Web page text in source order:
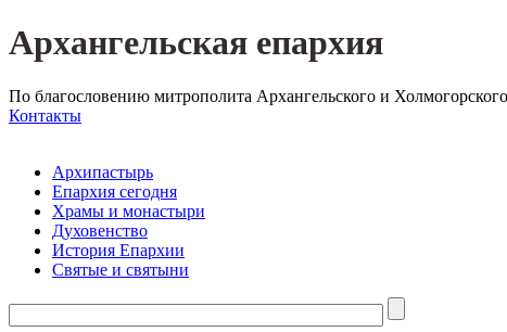
Архангельская епархия
По благословению митрополита Архангельского и
Контакты
Архипастырь
Епархия сегодня
Храмы и монастыри
Духовенство
История Епархии
Святые и святыни